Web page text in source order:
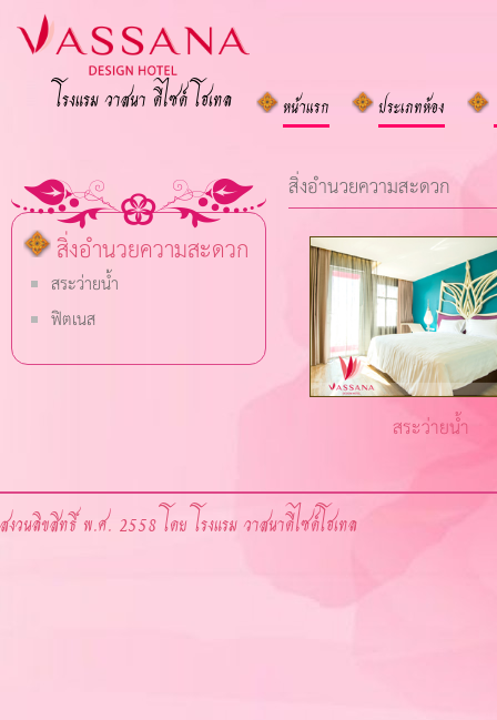
โรงแรม วาสนา ดีไซด์ โฮเทล หน้าแรก ประเภทห้อง
สิ่งอำนวยความสะดวก
สระว่ายน้ำ
สิ่งอำนวยความสะดวก
สระว่ายน้ำ
ฟิตเนส
สงวนลิขสิทธิ์ พ.ศ. 2558 โดย โรงแรม วาสนาดีไซด์โฮเทล